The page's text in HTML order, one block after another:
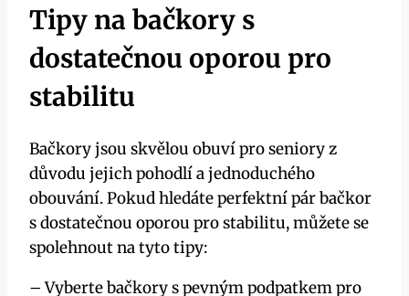
Tipy na bačkory s
dostatečnou oporou pro
stabilitu
Bačkory jsou skvělou obuví pro seniory z
důvodu jejich pohodlí a jednoduchého
obouvání. Pokud hledáte perfektní pár bačkor
s dostatečnou oporou pro stabilitu, můžete se
spolehnout na tyto tipy:
– Vyberte bačkory s pevným podpatkem pro